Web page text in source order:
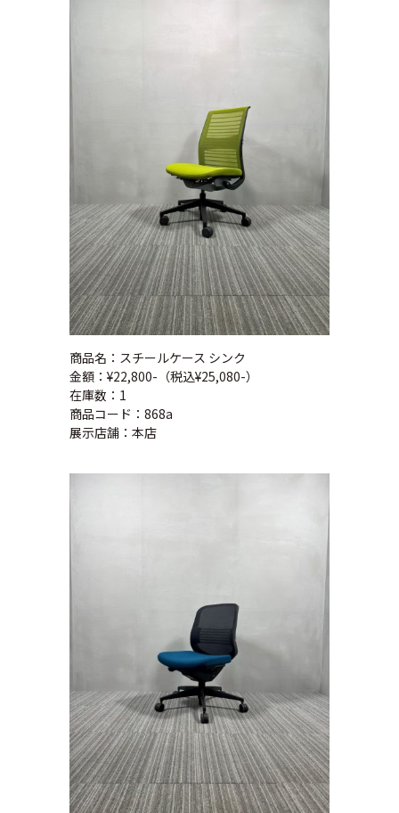
商品名：スチールケース シンク
金額：¥22,800-（税込¥25,080-）
在庫数：1
商品コード：868a
展示店舗：本店